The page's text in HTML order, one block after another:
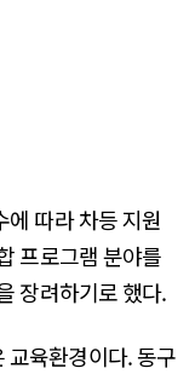
에 따라 차등 지원
프로그램 분야를
장려하기로 했다.
교육환경이다. 동구